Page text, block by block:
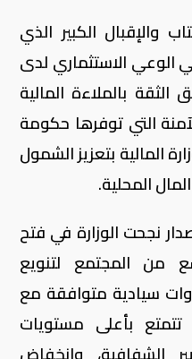
والإقبال الكبير الذي
الاستثماري لدى
بالملاءة المالية
التي توفرها حكومة
المالية بتعزيز الشمول
المحلية.
نجحت الوزارة في فتح
من المجتمع لتنويع
سيادية متوافقة مع
تتمتع بأعلى مستويات